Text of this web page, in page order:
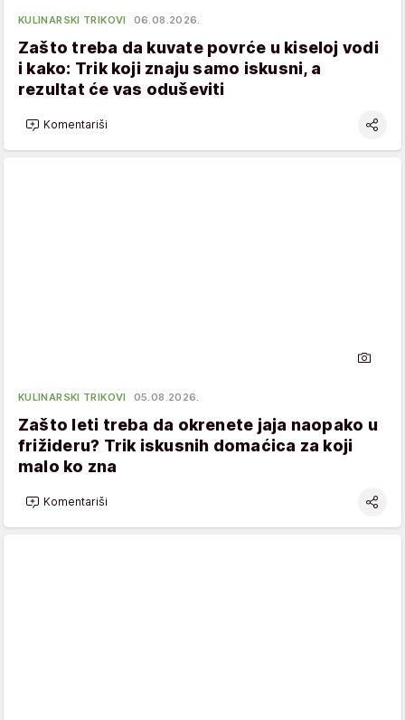
KULINARSKI TRIKOVI 06.08.2026.
Zašto treba da kuvate povrće u kiseloj vodi
i kako: Trik koji znaju samo iskusni, a
rezultat će vas oduševiti
Komentariši
KULINARSKI TRIKOVI 05.08.2026.
Zašto leti treba da okrenete jaja naopako u
frižideru? Trik iskusnih domaćica za koji
malo ko zna
Komentariši